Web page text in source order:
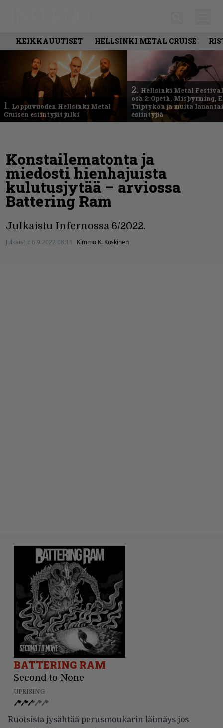
KEIKKAUUTISET HELLSINKI METAL CRUISE
1. Loppuvuoden Hellsinki Metal
Cruisen esiintyjät julki
2. Hellsinki Metal
osa 2: Opeth, Misþyrming,
Triptykon ja muita
esiintyjiä
Konstailematonta ja
miedosti hienhajuista
kulutusjytää – arviossa
Battering Ram
Julkaistu Infernossa 6/2022.
Julkaistu: 6.9.2022 08:11 Kimmo K. Koskinen
BATTERING RAM
Second to None
UPRISING
Ruotsista jysähtää perusmoukarin läimäys jos